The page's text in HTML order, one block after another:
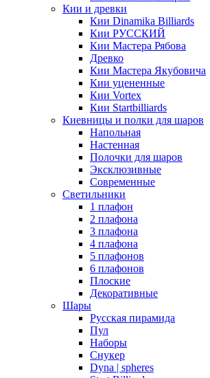
Кии и древки
Кии Dinamika Billiards
Кии РУССКИЙ
Кии Мастера Рябова
Древко
Кии Мастера Якубовича
Кии уцененные
Кии Vortex
Кии Startbilliards
Киевницы и полки для шаров
Напольная
Настенная
Полочки для шаров
Эксклюзивные
Современные
Светильники
1 плафон
2 плафона
3 плафона
4 плафона
5 плафонов
6 плафонов
Плоские
Декоративные
Шары
Русская пирамида
Пул
Наборы
Снукер
Dyna | spheres